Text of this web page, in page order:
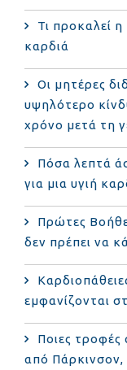
Τι προκαλεί
καρδιά
Οι μητέρες
υψηλότερο
χρόνο μετά τη
Πόσα λεπτά
για μια υγιή
Πρώτες
δεν πρέπει να
εμφανίζονται
Ποιες
από